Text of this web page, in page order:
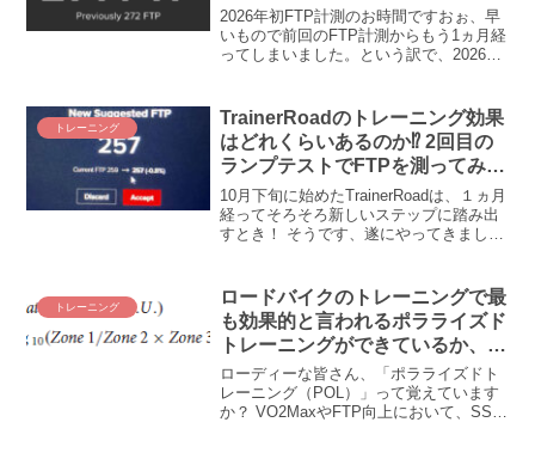
ト変更してたらFTPが無事下がり
ました
2026年初FTP計測のお時間ですおぉ、早
いもので前回のFTP計測からもう1ヵ月経
ってしまいました。という訳で、2026年
レーナーロード、エラい大胆なアップデ
ートがあ...
トレーニング
TrainerRoadのトレーニング効果
はどれくらいあるのか⁉ 2回目の
ランプテストでFTPを測ってみ
た！
10月下旬に始めたTrainerRoadは、１ヵ月
経ってそろそろ新しいステップに踏み出
すとき！ そうです、遂にやってきまし
ウトで、うしし、5Wとか上がっていたら
どうしよう(〃艸〃)ﾑﾌｯ いやいや、5Wな
んて謙虚で謙遜ｗ 10Wくらい上がってる
んじゃないの～(≧∇≦)⁉ と思った時期があ
りました。
トレーニング
ロードバイクのトレーニングで最
も効果的と言われるポラライズド
トレーニングができているか、こ
れを見ればひと目で分かります！
ローディーな皆さん、「ポラライズドト
レーニング（POL）」って覚えています
か？ VO2MaxやFTP向上において、SST